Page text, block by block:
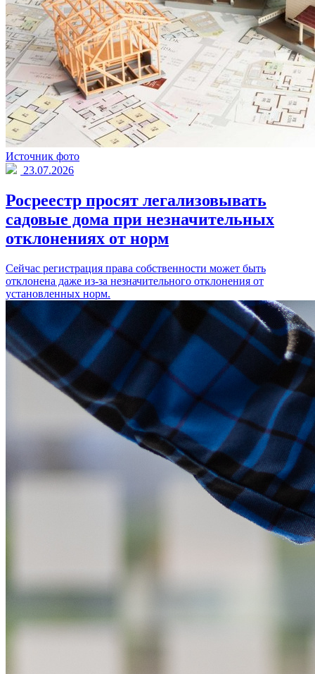
Источник фото
23.07.2026
Росреестр просят легализовывать
садовые дома при незначительных
отклонениях от норм
Сейчас регистрация права собственности может быть
отклонена даже из-за незначительного отклонения от
установленных норм.